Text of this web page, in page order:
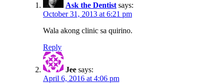
Ask the Dentist says:
October 31, 2013 at 6:21 pm
Wala akong clinic sa quirino.
Reply
Jee says:
April 6, 2016 at 4:06 pm